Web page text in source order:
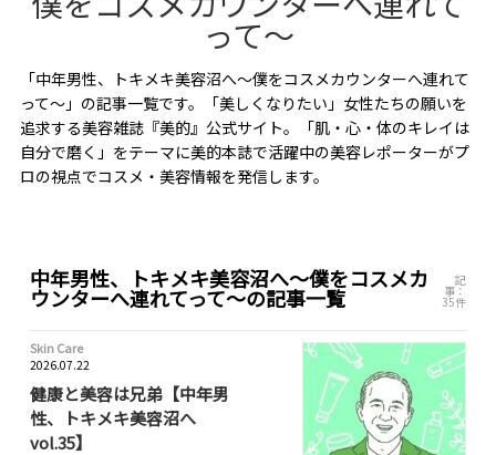
って～
「中年男性、トキメキ美容沼へ〜僕をコスメカウンターへ連れて
って～」の記事一覧です。「美しくなりたい」女性たちの願いを
追求する美容雑誌『美的』公式サイト。「肌・心・体のキレイは
自分で磨く」をテーマに美的本誌で活躍中の美容レポーターがプ
ロの視点でコスメ・美容情報を発信します。
中年男性、トキメキ美容沼へ〜僕をコスメカ
ウンターへ連れてって～の記事一覧
記
事：
35件
Skin Care
2026.07.22
健康と美容は兄弟【中年男
性、トキメキ美容沼へ
vol.35】